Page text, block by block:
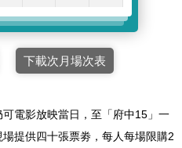
下載次月場次表
電影放映當日，至「府中15」一
提供四十張票劵，每人每場限購2